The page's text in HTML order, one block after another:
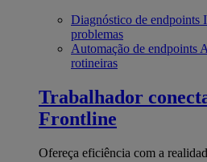
Diagnóstico de endpoints
problemas
Automação de endpoints
rotineiras
Trabalhador
Frontline
Ofereça eficiência com a